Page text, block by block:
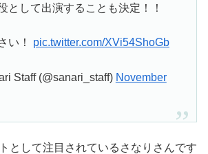
として出演することも決定！！
い！ pic.twitter.com/XVi54ShoGb
Staff (@sanari_staff) November
として注目されているさなりさんです